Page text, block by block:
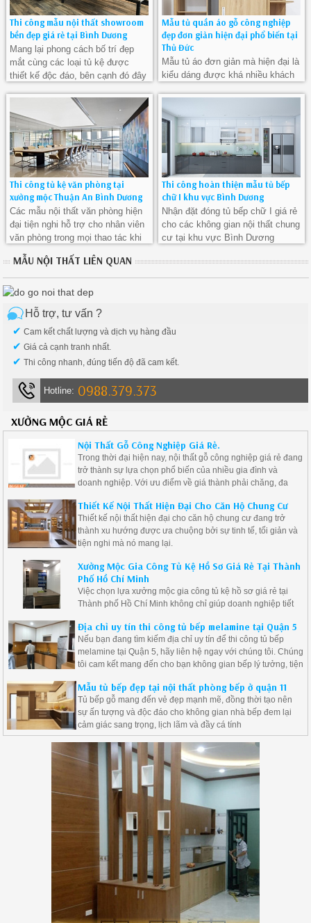
Thi công mẫu nội thất showroom
bền đẹp giá rẻ tại Bình Dương
Mang lại phong cách bố trí đẹp
mắt cùng các loại tủ kệ được
thiết kế độc đáo, bên cạnh đó đây
thẩm mỹ của một cá nhân một
doanh nghiệp nào đó.
Mẫu tủ quần áo gỗ công nghiệp
đẹp đơn giản hiện đại phổ biến tại
Thủ Đức
Mẫu tủ áo đơn giản mà hiện đại là
kiểu dáng được khá nhiều khách
giản nhưng vẫn toát lên nét độc
đáo và sang trọng
Thi công tủ kệ văn phòng tại
xưởng mộc Thuận An Bình Dương
Các mẫu nội thất văn phòng hiện
đại tiện nghi hỗ trợ cho nhân viên
văn phòng trong mọi thao tác khi
để có những sản phẩm chất
lượng nhất tại Bình Dương
Thi công hoàn thiện mẫu tủ bếp
chữ I khu vực Bình Dương
Nhận đặt đóng tủ bếp chữ I giá rẻ
cho các không gian nội thất chung
cư tại khu vực Bình Dương
MẪU NỘI THẤT LIÊN QUAN
Hỗ trợ, tư vấn ?
✔ Cam kết chất lượng và dịch vụ hàng đầu
✔ Giá cả cạnh tranh nhất.
✔ Thi công nhanh, đúng tiến độ đã cam kết.
Hotline: 0988.379.373
XƯỞNG MỘC GIÁ RẺ
Nội Thất Gỗ Công Nghiệp Giá Rẻ.
Trong thời đại hiện nay, nội thất gỗ công nghiệp giá rẻ đang
trở thành sự lựa chọn phổ biến của nhiều gia đình và
doanh nghiệp. Với ưu điểm về giá thành phải chăng, đa
pháp lý tưởng cho những ai muốn tạo ra không gian sống
hiện đại mà vẫn tiết kiệm chi phí.
Thiết Kế Nội Thất Hiện Đại Cho Căn Hộ Chung Cư
Thiết kế nội thất hiện đại cho căn hộ chung cư đang trở
thành xu hướng được ưa chuộng bởi sự tinh tế, tối giản và
tiện nghi mà nó mang lại.
Xưởng Mộc Gia Công Tủ Kệ Hồ Sơ Giá Rẻ Tại Thành
Phố Hồ Chí Minh
Việc chọn lựa xưởng mộc gia công tủ kệ hồ sơ giá rẻ tại
Thành phố Hồ Chí Minh không chỉ giúp doanh nghiệp tiết
Địa chỉ uy tín thi công tủ bếp melamine tại Quận 5
Nếu bạn đang tìm kiếm địa chỉ uy tín để thi công tủ bếp
melamine tại Quận 5, hãy liên hệ ngay với chúng tôi. Chúng
tôi cam kết mang đến cho bạn không gian bếp lý tưởng, tiện
Mẫu tủ bếp đẹp tại nội thất phòng bếp ở quận 11
Tủ bếp gỗ mang đến vẻ đẹp mạnh mẽ, đồng thời tạo nên
sự ấn tượng và độc đáo cho không gian nhà bếp đem lại
cảm giác sang trọng, lịch lãm và đầy cá tính